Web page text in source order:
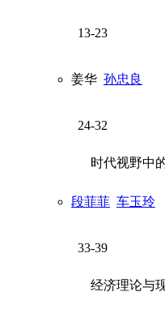
13-23
姜华 孙忠良
24-32
时代视野中
段菲菲 车玉玲
33-39
经济理论与